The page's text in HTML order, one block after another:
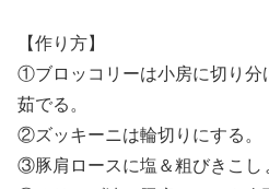
【作り方】
①ブロッコリーは小房に切り分
茹でる。
②ズッキーニは輪切りにする。
③豚肩ロースに塩＆粗びきこし